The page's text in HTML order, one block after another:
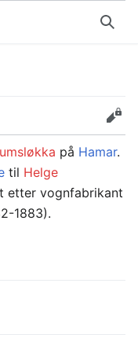
Søk
Rediger
på Hamar.
til Helge
etter vognfabrikant
1883).